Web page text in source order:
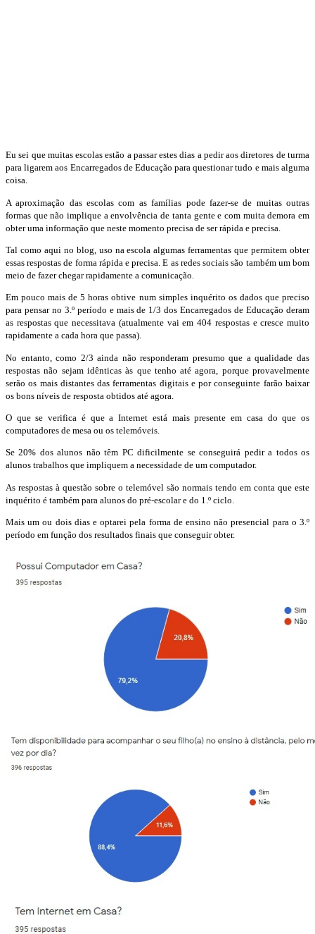
Eu sei que muitas escolas estão a passar estes dias a pedir aos diretores de turma
para ligarem aos Encarregados de Educação para questionar tudo e mais alguma
coisa.
A aproximação das escolas com as famílias pode fazer-se de muitas outras
formas que não implique a envolvência de tanta gente e com muita demora em
obter uma informação que neste momento precisa de ser rápida e precisa.
Tal como aqui no blog, uso na escola algumas ferramentas que permitem obter
essas respostas de forma rápida e precisa. E as redes sociais são também um bom
meio de fazer chegar rapidamente a comunicação.
Em pouco mais de 5 horas obtive num simples inquérito os dados que preciso
para pensar no 3.º período e mais de 1/3 dos Encarregados de Educação deram
as respostas que necessitava (atualmente vai em 404 respostas e cresce muito
rapidamente a cada hora que passa).
No entanto, como 2/3 ainda não responderam presumo que a qualidade das
respostas não sejam idênticas às que tenho até agora, porque provavelmente
serão os mais distantes das ferramentas digitais e por conseguinte farão baixar
os bons níveis de resposta obtidos até agora.
O que se verifica é que a Internet está mais presente em casa do que os
computadores de mesa ou os telemóveis.
Se 20% dos alunos não têm PC dificilmente se conseguirá pedir a todos os
alunos trabalhos que impliquem a necessidade de um computador.
As respostas à questão sobre o telemóvel são normais tendo em conta que este
inquérito é também para alunos do pré-escolar e do 1.º ciclo.
Mais um ou dois dias e optarei pela forma de ensino não presencial para o 3.º
período em função dos resultados finais que conseguir obter.